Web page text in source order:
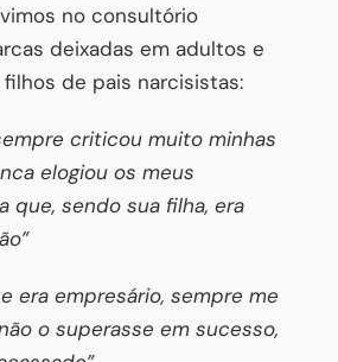
no consultório
deixadas em adultos e
de pais narcisistas:
criticou muito minhas
elogiou os meus
que, sendo sua filha, era
era empresário, sempre me
o superasse em sucesso,